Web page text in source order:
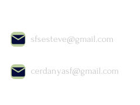
sfsesteve@gmail.com
cerdanyasf@gmail.com